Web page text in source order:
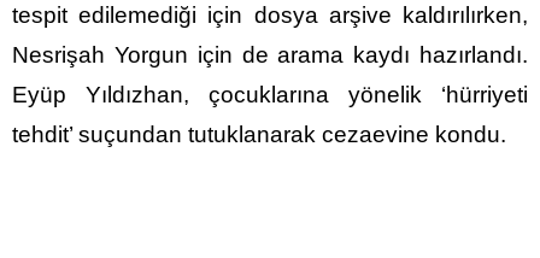
tespit edilemediği için dosya arşive kaldırılırken,
Nesrişah Yorgun için de arama kaydı hazırlandı.
Eyüp Yıldızhan, çocuklarına yönelik ‘hürriyeti
tehdit’ suçundan tutuklanarak cezaevine kondu.